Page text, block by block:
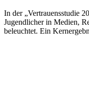
In der „Vertrauensstudie
Jugendlicher in Medien,
beleuchtet. Ein